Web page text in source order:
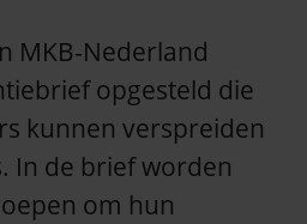
MKB-Nederland
opgesteld die
kunnen verspreiden
In de brief worden
om hun